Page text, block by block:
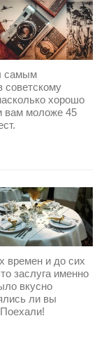
самым
хорошо
вам моложе 45
и до сих
заслуга именно
вкусно
ли вы